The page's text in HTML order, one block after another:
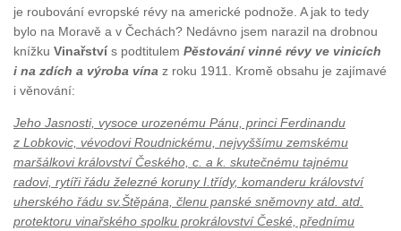
je roubování evropské révy na americké podnože. A jak to tedy
bylo na Moravě a v Čechách? Nedávno jsem narazil na drobnou
knížku Vinařství s podtitulem Pěstování vinné révy ve vinicích
i na zdích a výroba vína z roku 1911. Kromě obsahu je zajímavé
i věnování:
Jeho Jasnosti, vysoce urozenému Pánu, princi Ferdinandu
z Lobkovic, vévodovi Roudnickému, nejvyššímu zemskému
maršálkovi království Českého, c. a k. skutečnému tajnému
radovi, rytíři řádu železné koruny I.třídy, komanderu království
uherského řádu sv.Štěpána, členu panské sněmovny atd. atd.
protektoru vinařského spolku prokrálovství České, přednímu